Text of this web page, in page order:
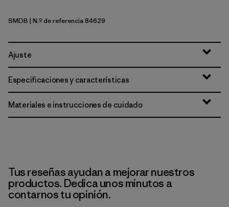
Smolder Blue
SMDB | N.º de referencia 84629
Ajuste
Especificaciones y características
Materiales e instrucciones de cuidado
Tus reseñas ayudan a mejorar nuestros
productos. Dedica unos minutos a
contarnos tu opinión.